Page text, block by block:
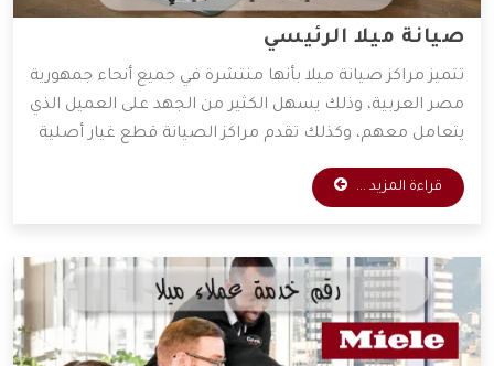
صيانة ميلا الرئيسي
تتميز مراكز صيانة ميلا بأنها منتشرة في جميع أنحاء جمهورية
مصر العربية، وذلك يسهل الكثير من الجهد على العميل الذي
يتعامل معهم، وكذلك تقدم مراكز الصيانة قطع غيار أصلية
وخدمات صيانة بأقل الأسعار الممكنة، ولذلك يفضل التعامل
معها الكثير من العملاء، وسوف نوضح لكم أهم المميزات
قراءة المزيد ...